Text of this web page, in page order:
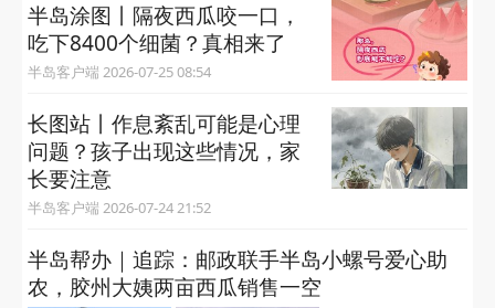
半岛涂图丨隔夜西瓜咬一口，
吃下8400个细菌？真相来了
半岛客户端 2026-07-25 08:54
长图站丨作息紊乱可能是心理
问题？孩子出现这些情况，家
长要注意
半岛客户端 2026-07-24 21:52
半岛帮办｜追踪：邮政联手半岛小螺号爱心助
农，胶州大姨两亩西瓜销售一空